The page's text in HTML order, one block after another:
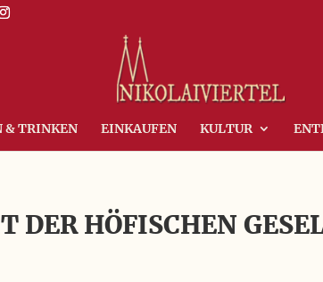
& TRINKEN EINKAUFEN KULTUR
HÖFISCHEN